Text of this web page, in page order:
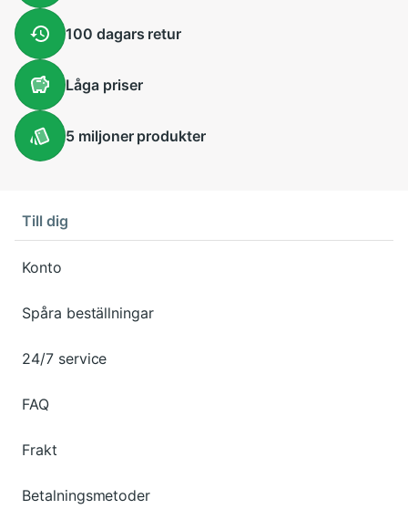
100 dagars retur
Lågapriser
5 miljonerprodukter
Till dig
Konto
Spåra beställningar
24/7 service
FAQ
Frakt
Betalningsmetoder